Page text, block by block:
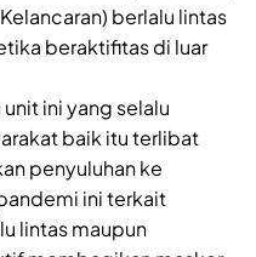
berlalu lintas
beraktifitas di luar
ini yang selalu
baik itu terlibat
penyuluhan ke
ini terkait
lintas maupun